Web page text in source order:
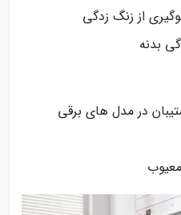
از زنگ‌ زدگی
بدنه
در مدل‌ های برقی